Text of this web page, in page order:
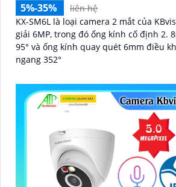
5%-35%
liên hệ
KX-SM6L là loại camera 2 mắt của
giải 6MP, trong đó ống kính cố định 2.
95° và ống kính quay quét 6mm điều
ngang 352°